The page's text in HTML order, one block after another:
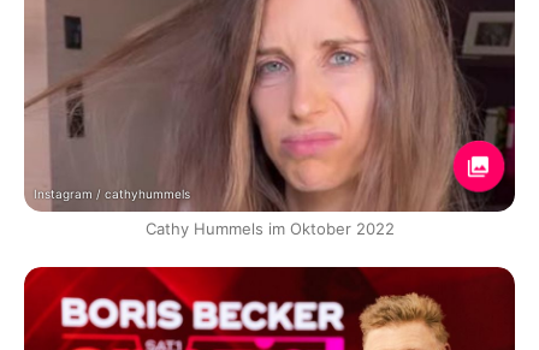
Instagram / cathyhummels
Cathy Hummels im Oktober 2022